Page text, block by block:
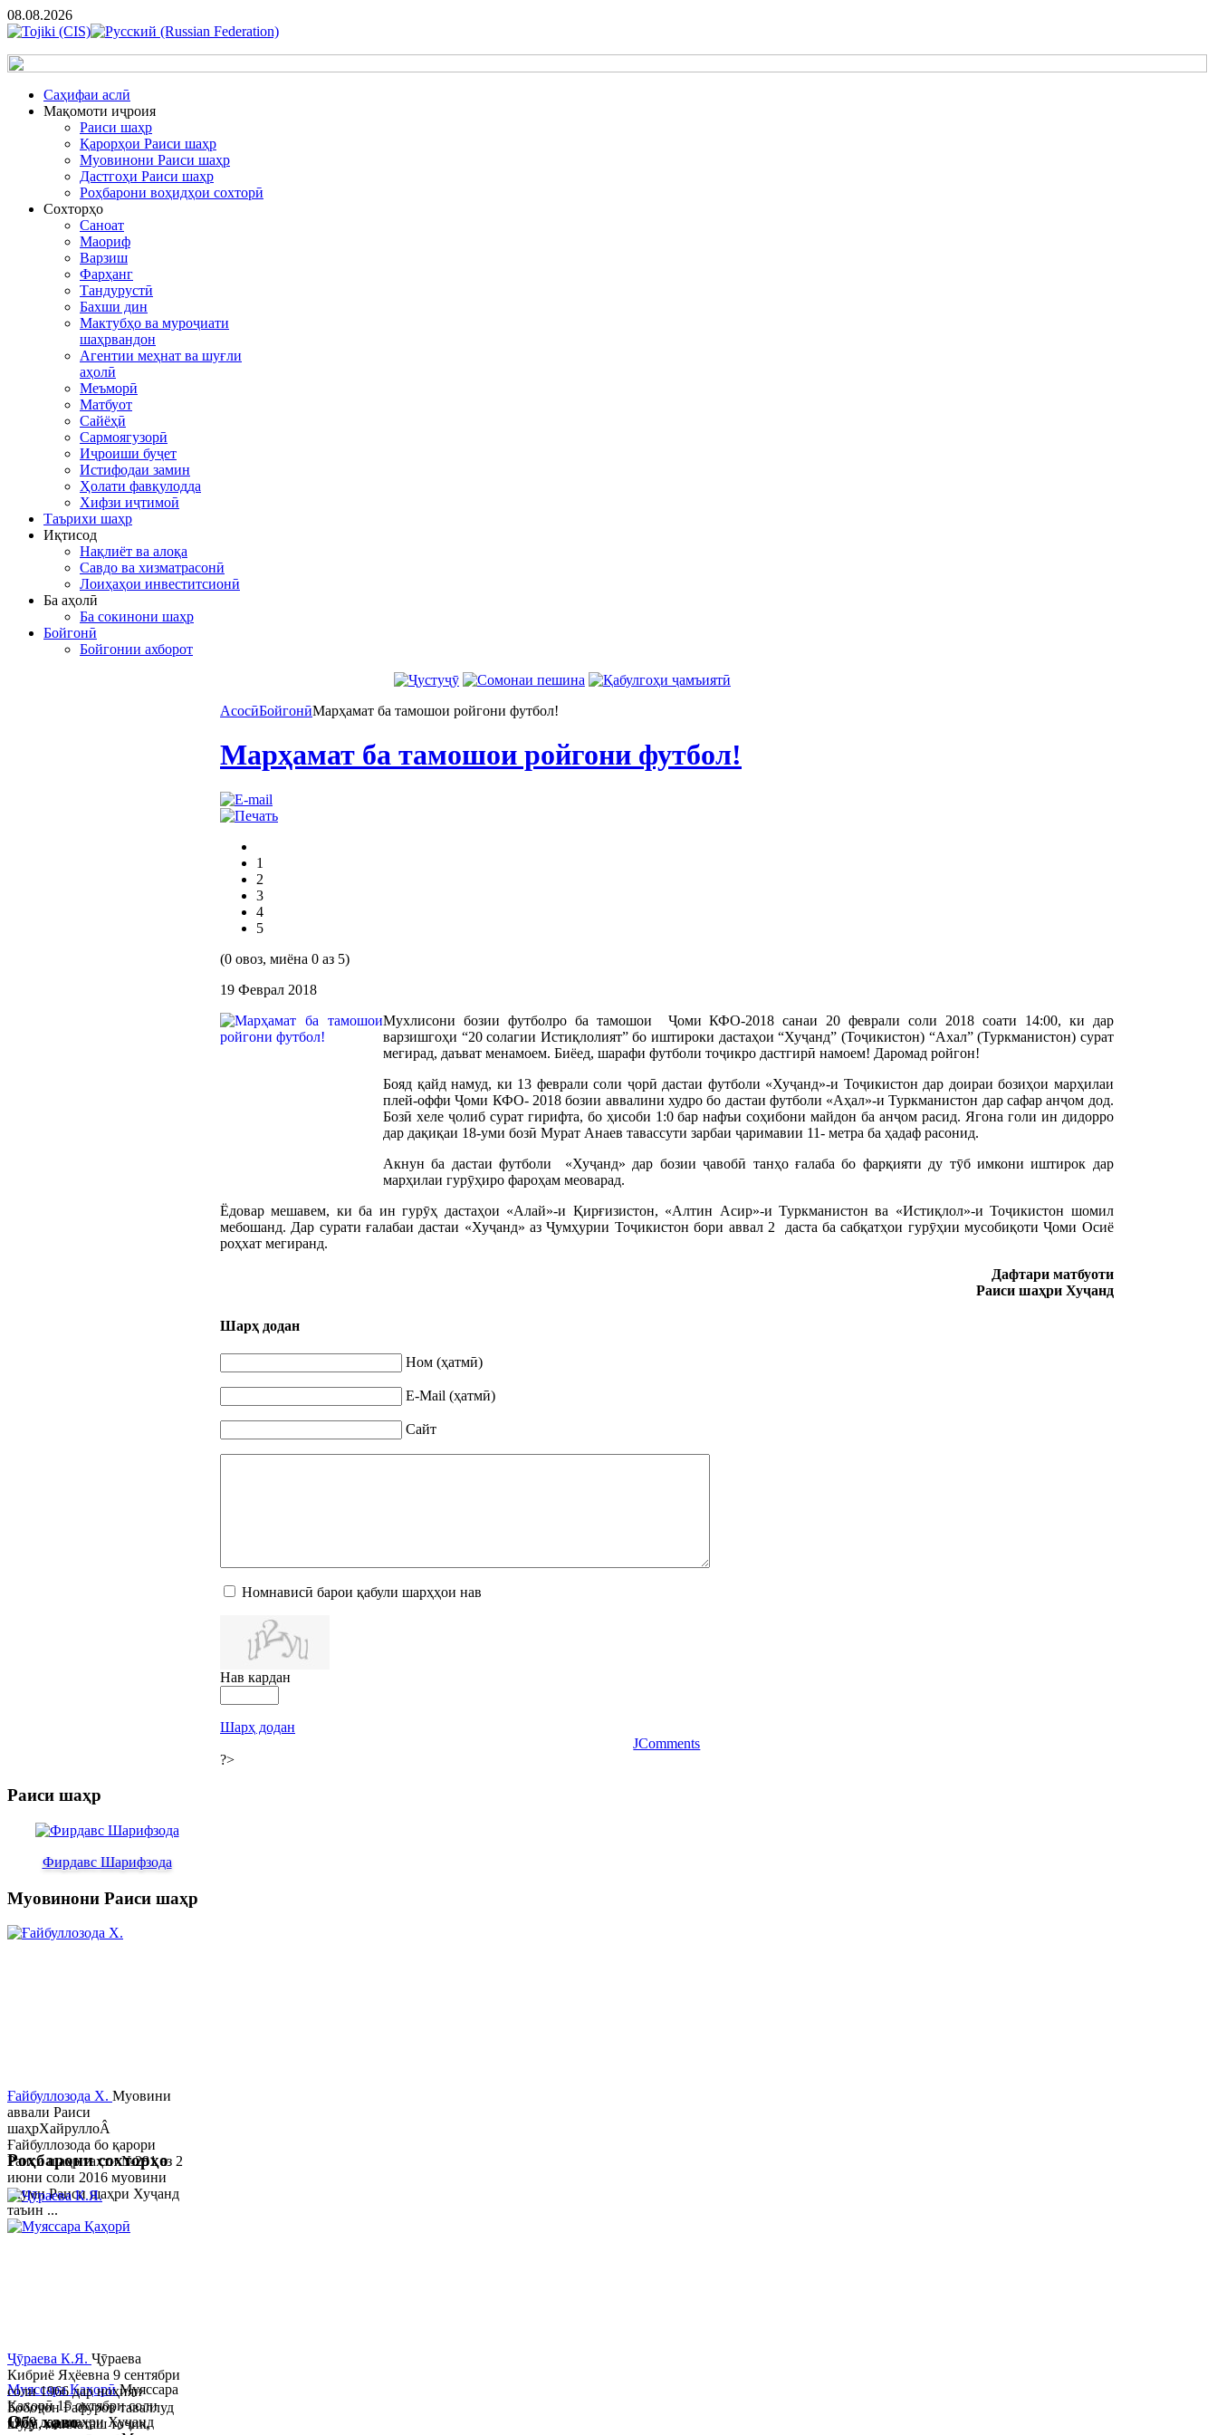
08.08.2026
Cаҳифаи аслӣ
Мақомоти иҷроия
Раиси шаҳр
Қарорҳои Раиси шаҳр
Муовинони Раиси шаҳр
Дастгоҳи Раиси шаҳр
Роҳбарони воҳидҳои сохторӣ
Сохторҳо
Саноат
Маориф
Варзиш
Фарҳанг
Тандурустӣ
Бахши дин
Мактубҳо ва муроҷиати
шаҳрвандон
Агентии меҳнат ва шуғли
аҳолӣ
Меъморӣ
Матбуот
Сайёҳӣ
Сармоягузорӣ
Иҷроиши буҷет
Истифодаи замин
Ҳолати фавқулодда
Хифзи иҷтимоӣ
Таърихи шаҳр
Иқтисод
Нақлиёт ва алоқа
Савдо ва хизматрасонӣ
Лоиҳаҳои инвеститсионӣ
Ба аҳолӣ
Ба сокинони шаҳр
Бойгонӣ
Бойгонии ахборот
АсосӣБойгонӣМарҳамат ба тамошои ройгони футбол!
Марҳамат ба тамошои ройгони футбол!
1
2
3
4
5
(0 овоз, миёна 0 аз 5)
19 Феврал 2018
Мухлисони бозии футболро ба тамошои Ҷоми КФО-2018 санаи 20 феврали соли 2018 соати 14:00, ки дар
варзишгоҳи “20 солагии Истиқлолият” бо иштироки дастаҳои “Хуҷанд” (Тоҷикистон) “Ахал” (Туркманистон) сурат
мегирад, даъват менамоем. Биёед, шарафи футболи тоҷикро дастгирӣ намоем! Даромад ройгон!
Бояд қайд намуд, ки 13 феврали соли ҷорӣ дастаи футболи «Хуҷанд»-и Тоҷикистон дар доираи бозиҳои марҳилаи
плей-оффи Ҷоми КФО- 2018 бозии аввалини худро бо дастаи футболи «Аҳал»-и Туркманистон дар сафар анҷом дод.
Бозӣ хеле ҷолиб сурат гирифта, бо ҳисоби 1:0 бар нафъи соҳибони майдон ба анҷом расид. Ягона голи ин дидорро
дар дақиқаи 18-уми бозӣ Мурат Анаев тавассути зарбаи ҷаримавии 11- метра ба ҳадаф расонид.
Акнун ба дастаи футболи «Хуҷанд» дар бозии ҷавобӣ танҳо ғалаба бо фарқияти ду тӯб имкони иштирок дар
марҳилаи гурӯҳиро фароҳам меоварад.
Ёдовар мешавем, ки ба ин гурӯҳ дастаҳои «Алай»-и Қирғизистон, «Алтин Асир»-и Туркманистон ва «Истиқлол»-и Тоҷикистон шомил
мебошанд. Дар сурати ғалабаи дастаи «Хуҷанд» аз Ҷумҳурии Тоҷикистон бори аввал 2 даста ба сабқатҳои гурӯҳии мусобиқоти Ҷоми Осиё
роҳхат мегиранд.
Дафтари матбуоти
Раиси шаҳри Хуҷанд
Шарҳ додан
Ном (ҳатмӣ)
E-Mail (ҳатмӣ)
Сайт
Номнависӣ барои қабули шарҳҳои нав
Нав кардан
Шарҳ додан
JComments
?>
Раиси шаҳр
Фирдавс Шарифзода
Муовинони Раиси шаҳр
Ғайбуллозода Х. Муовини
аввали Раиси
шаҳрХайруллоÂ
Ғайбуллозода бо қарори
Раиси шаҳр таҳти №281 аз 2
июни соли 2016 муовини
якуми Раиси шаҳри Хуҷанд
таъин ...
Муяссара ҚаҳорӣМуяссара
Қаҳорӣ 15 октябри соли
1979 дар шаҳри Хуҷанд
Роҳбарони сохторҳо
Ҷӯраева К.Я. Ҷӯраева
Кибриё Яҳёевна 9 сентябри
соли 1966 дар ноҳияи
Бобоҷон Ғафуров таваллуд
шуда, миллаташ тоҷик,
Обу хаво